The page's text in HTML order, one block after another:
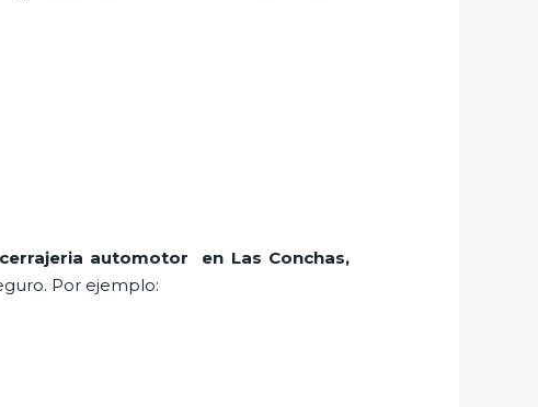
cerrajeria automotor en Las Conchas,
Por ejemplo: